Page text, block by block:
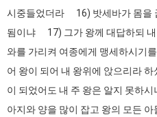
시중들었더라 16) 밧세바가 몸을
됨이냐 17) 그가 왕께 대답하되 내
와를 가리켜 여종에게 맹세하시기
어 왕이 되어 내 왕위에 앉으리라
이 되었어도 내 주 왕은 알지 못하
아지와 양을 많이 잡고 왕의 모든